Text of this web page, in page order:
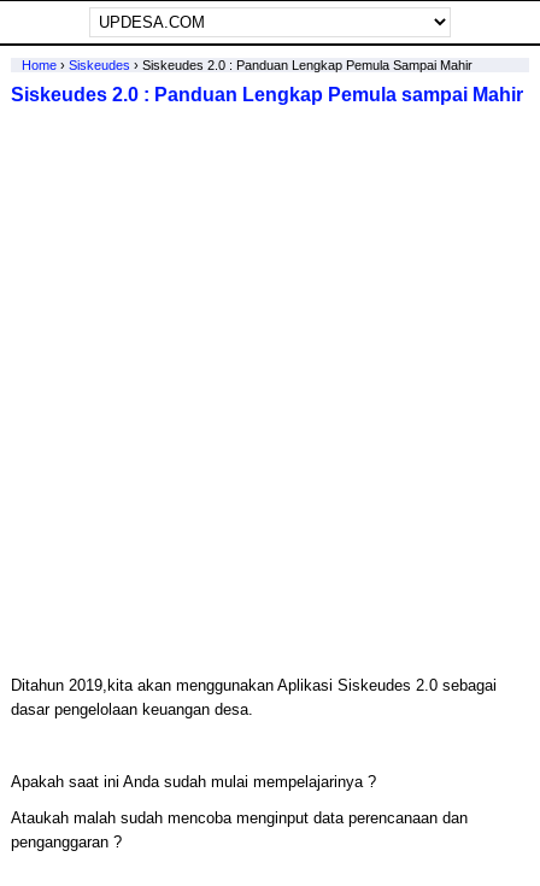
Home› Siskeudes › Siskeudes 2.0 : Panduan Lengkap Pemula Sampai Mahir
Siskeudes 2.0 : Panduan Lengkap Pemula sampai Mahir
Ditahun 2019,kita akan menggunakan Aplikasi Siskeudes 2.0 sebagai
dasar pengelolaan keuangan desa.
Apakah saat ini Anda sudah mulai mempelajarinya ?
Ataukah malah sudah mencoba menginput data perencanaan dan
penganggaran ?